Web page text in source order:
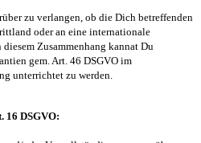
zu verlangen, ob die Dich betreffenden
oder an eine internationale
Zusammenhang kannat Du
gem. Art. 46 DSGVO im
unterrichtet zu werden.
16 DSGVO: